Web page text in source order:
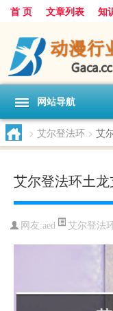
首 页 文章列表 知
网站导航
> 艾尔登法环 > 艾
艾尔登法环土
网友:aed 艾尔登法